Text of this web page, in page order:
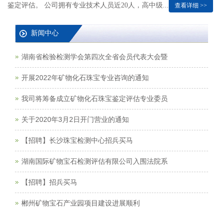
鉴定评估。 公司拥有专业技术人员近20人，高中级...
查看详细 >>
新闻中心
湖南省检验检测学会第四次全省会员代表大会暨
开展2022年矿物化石珠宝专业咨询的通知
我司将筹备成立矿物化石珠宝鉴定评估专业委员
关于2020年3月2日开门营业的通知
【招聘】长沙珠宝检测中心招兵买马
湖南国际矿物宝石检测评估有限公司入围法院系
【招聘】招兵买马
郴州矿物宝石产业园项目建设进展顺利